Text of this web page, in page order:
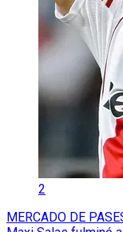
2
MERCADO DE